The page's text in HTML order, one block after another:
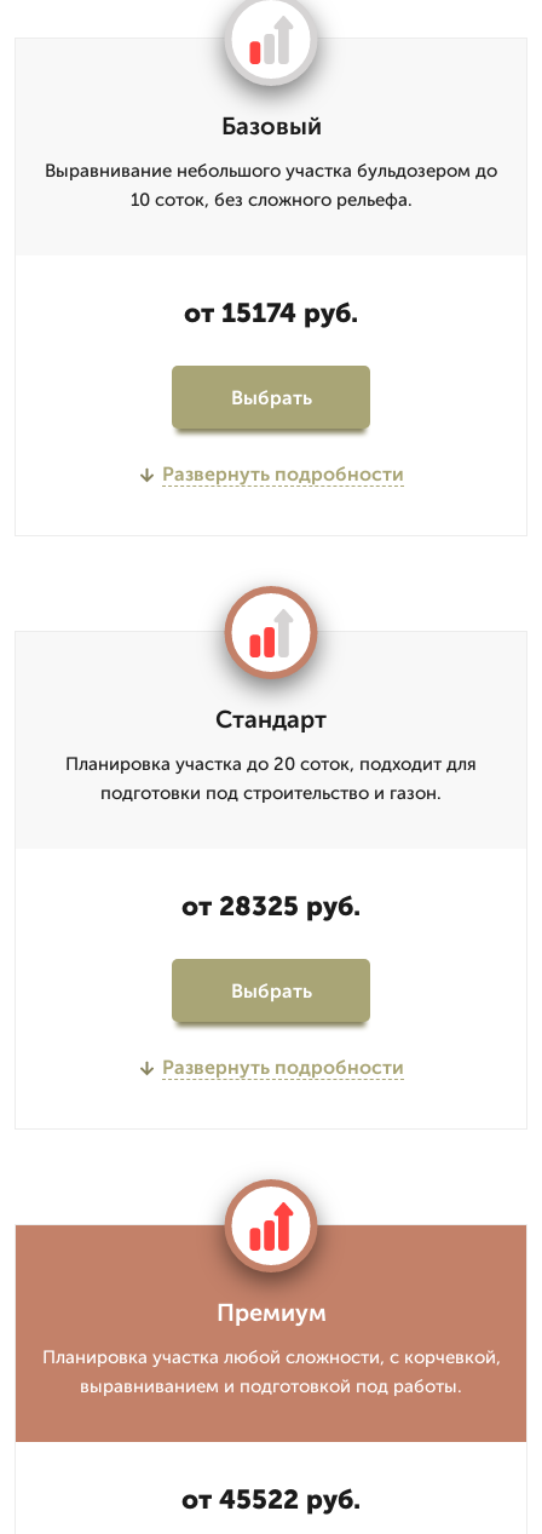
Базовый
Выравнивание небольшого участка бульдозером до
10 соток, без сложного рельефа.
от 15174 руб.
Выбрать
Развернуть подробности
Стандарт
Планировка участка до 20 соток, подходит для
подготовки под строительство и газон.
от 28325 руб.
Выбрать
Развернуть подробности
Премиум
Планировка участка любой сложности, с корчевкой,
выравниванием и подготовкой под работы.
от 45522 руб.